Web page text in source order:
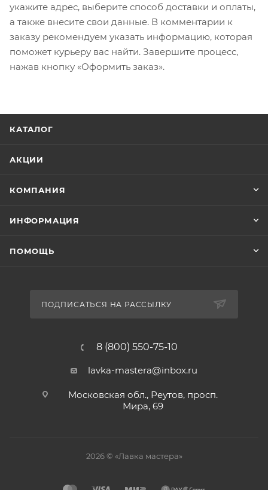
укажите адрес, выберите способ доставки и оплаты,
а также внесите свои данные. В комментарии к
заказу рекомендуем указать информацию, которая
поможет курьеру вас найти. Завершите процесс,
нажав кнопку «Оформить заказ».
КАТАЛОГ
АКЦИИ
КОМПАНИЯ
ИНФОРМАЦИЯ
ПОМОЩЬ
ПОДПИСАТЬСЯ НА РАССЫЛКУ
8 (800) 550-75-10
lavka-mastera@inbox.ru
Московская обл., Реутов, просп.
Мира, 69
2026 © «Лавка мастера»